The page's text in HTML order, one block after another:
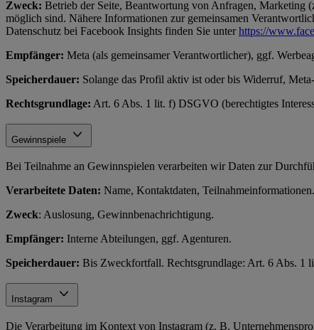
Zweck: Betrieb der Seite, Beantwortung von Anfragen, Marketing
möglich sind. Nähere Informationen zur gemeinsamen
Datenschutz bei Facebook Insights finden Sie unterhttps://
Empfänger: Meta (als gemeinsamer Verantwortlicher), ggf.
Speicherdauer: Solange das Profil aktiv ist oder bis Widerruf,
Rechtsgrundlage: Art. 6 Abs. 1 lit. f) DSGVO (berechtigtes
Gewinnspiele
Bei Teilnahme an Gewinnspielen verarbeiten wir Daten zur
Verarbeitete Daten: Name, Kontaktdaten,
Zweck: Auslosung, Gewinnbenachrichtigung.
Empfänger: Interne Abteilungen, ggf. Agenturen.
Speicherdauer: Bis Zweckfortfall. Rechtsgrundlage: Art. 6 Abs.
Instagram
Die Verarbeitung im Kontext von Instagram (z. B.